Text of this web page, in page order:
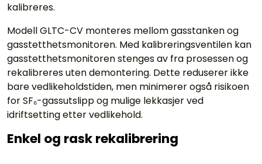
kalibreres.
Modell GLTC-CV monteres mellom gasstanken og
gasstetthetsmonitoren. Med kalibreringsventilen kan
gasstetthetsmonitoren stenges av fra prosessen og
rekalibreres uten demontering. Dette reduserer ikke
bare vedlikeholdstiden, men minimerer også risikoen
for SF₆-gassutslipp og mulige lekkasjer ved
idriftsetting etter vedlikehold.
Enkel og rask rekalibrering